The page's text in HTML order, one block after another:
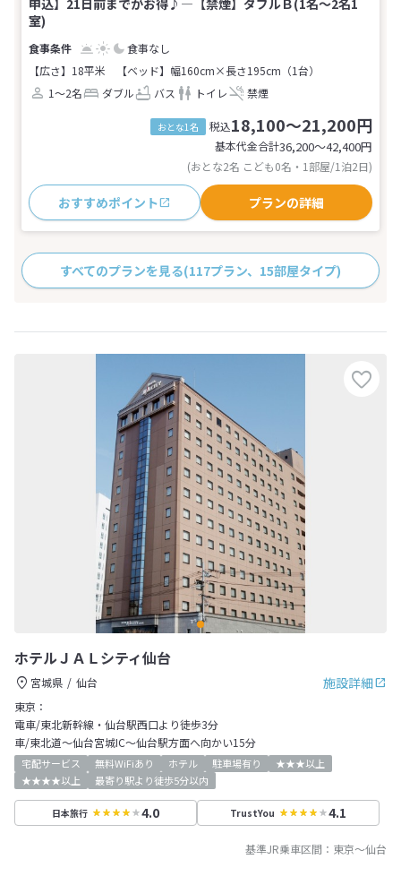
申込】21日前までがお得♪―【禁煙】ダブルＢ(1名～2名1
室)
食事なし
【広さ】18平米
【ベッド】幅160cm×長さ195cm（1台）
1～2名
ダブル バス トイレ 禁煙
おとな1名 税込18,100～21,200円
基本代金合計36,200〜42,400円
(おとな2名 こども0名・1部屋/1泊2日)
おすすめポイント プランの詳細
すべてのプランを見る(117プラン、15部屋タイプ)
ホテルＪＡＬシティ仙台
施設詳細
宮城県
仙台
東京：
電車/東北新幹線・仙台駅西口より徒歩3分
車/東北道～仙台宮城IC～仙台駅方面へ向かい15分
宅配サービス 無料WiFiあり ホテル 駐車場有り
★★★以上
★★★★以上
最寄り駅より徒歩5分以内
日本旅行 4.0 TrustYou 4.1
基準JR乗車区間： 東京～仙台